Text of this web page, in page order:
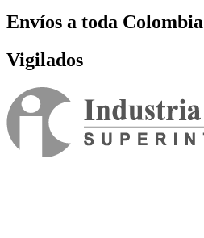
Envíos a toda Colombia
Vigilados